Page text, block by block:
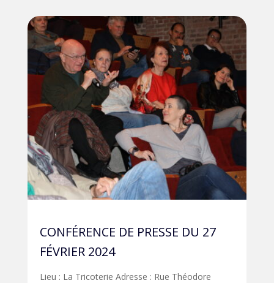
CONFÉRENCE DE PRESSE DU 27
FÉVRIER 2024
Lieu : La Tricoterie Adresse : Rue Théodore